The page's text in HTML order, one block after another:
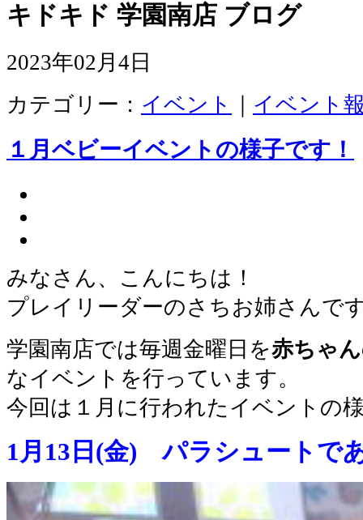
キドキド 学園南店 ブログ
2023年02月4日
カテゴリー： イベント イベント
１月ベビーイベントの様子です！
みなさん、こんにちは！
プレイリーダーのさちお姉さんで
学園南店では毎週金曜日を赤ちゃ
なイベントを行っています。
今回は１月に行われたイベントの
1月13日(金) パラシュートで